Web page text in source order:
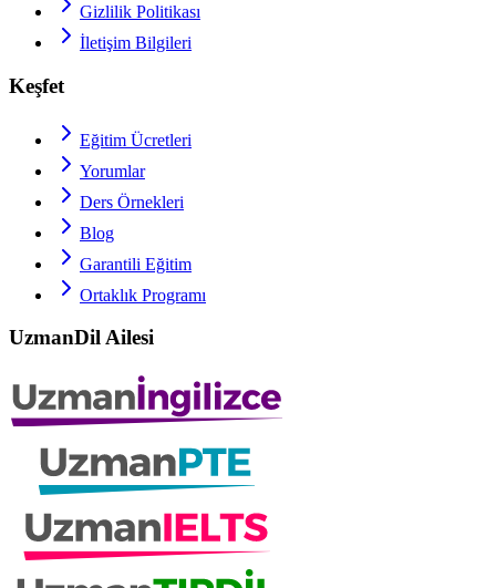
Gizlilik Politikası
İletişim Bilgileri
Keşfet
Eğitim Ücretleri
Yorumlar
Ders Örnekleri
Blog
Garantili Eğitim
Ortaklık Programı
UzmanDil Ailesi